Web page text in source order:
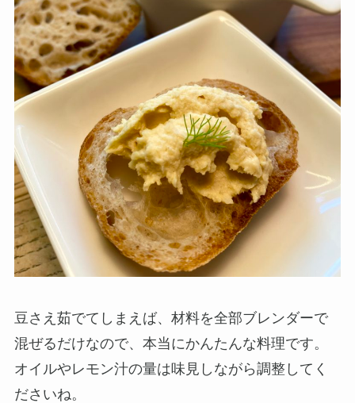
豆さえ茹でてしまえば、材料を全部ブレンダーで
混ぜるだけなので、本当にかんたんな料理です。
オイルやレモン汁の量は味見しながら調整してく
ださいね。